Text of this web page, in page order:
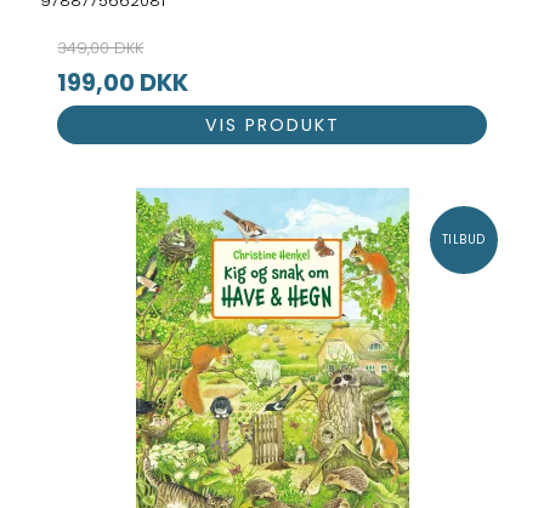
349,00 DKK
199,00 DKK
VIS PRODUKT
TILBUD